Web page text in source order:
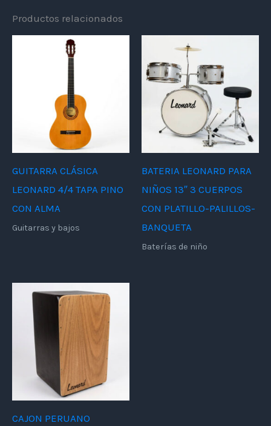
Productos relacionados
GUITARRA CLÁSICA
LEONARD 4/4 TAPA PINO
CON ALMA
Guitarras y bajos
BATERIA LEONARD PARA
NIÑOS 13″ 3 CUERPOS
CON PLATILLO-PALILLOS-
BANQUETA
Baterías de niño
CAJON PERUANO